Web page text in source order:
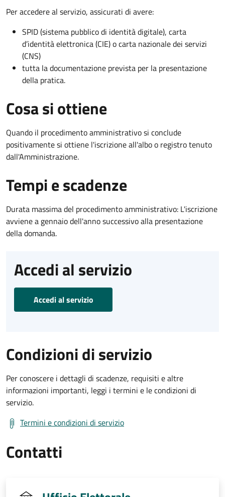
Per accedere al servizio, assicurati di avere:
SPID (sistema pubblico di identità digitale), carta
d’identità elettronica (CIE) o carta nazionale dei servizi
(CNS)
tutta la documentazione prevista per la presentazione
della pratica.
Cosa si ottiene
Quando il procedimento amministrativo si conclude
positivamente si ottiene l'iscrizione all'albo o registro tenuto
dall'Amministrazione.
Tempi e scadenze
Durata massima del procedimento amministrativo: L'iscrizione
avviene a gennaio dell'anno successivo alla presentazione
della domanda.
Accedi al servizio
Accedi al servizio
Condizioni di servizio
Per conoscere i dettagli di scadenze, requisiti e altre
informazioni importanti, leggi i termini e le condizioni di
servizio.
Termini e condizioni di servizio
Contatti